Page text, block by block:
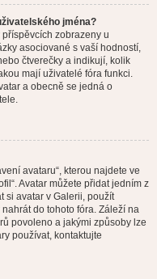
jména?
zobrazeny u
asociované s vaší hodností,
čtverečky a indikují, kolik
mají uživatelé fóra funkci.
a obecně se jedná o
avataru“, kterou najdete ve
Avatar můžete přidat jedním z
si avatar v Galerii, použít
do tohoto fóra. Záleží na
povoleno a jakými způsoby lze
používat, kontaktujte